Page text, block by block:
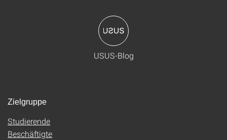
USUS-Blog
Zielgruppe
Studierende
Beschäftigte